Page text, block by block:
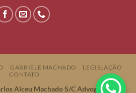
GABRIELE MACHADO
LEGISLAÇÃO
CONTATO
Alceu Machado S/C Advogados